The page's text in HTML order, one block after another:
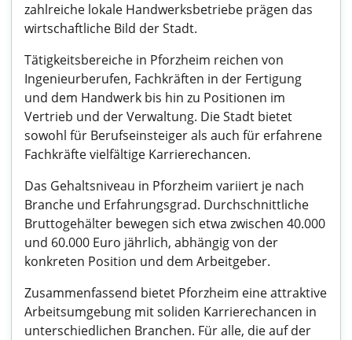
zahlreiche lokale Handwerksbetriebe prägen das
wirtschaftliche Bild der Stadt.
Tätigkeitsbereiche in Pforzheim reichen von
Ingenieurberufen, Fachkräften in der Fertigung
und dem Handwerk bis hin zu Positionen im
Vertrieb und der Verwaltung. Die Stadt bietet
sowohl für Berufseinsteiger als auch für erfahrene
Fachkräfte vielfältige Karrierechancen.
Das Gehaltsniveau in Pforzheim variiert je nach
Branche und Erfahrungsgrad. Durchschnittliche
Bruttogehälter bewegen sich etwa zwischen 40.000
und 60.000 Euro jährlich, abhängig von der
konkreten Position und dem Arbeitgeber.
Zusammenfassend bietet Pforzheim eine attraktive
Arbeitsumgebung mit soliden Karrierechancen in
unterschiedlichen Branchen. Für alle, die auf der